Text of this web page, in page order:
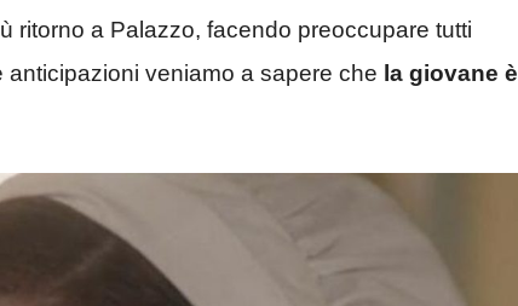
ritorno a Palazzo, facendo preoccupare tutti
veniamo a sapere che la giovane è